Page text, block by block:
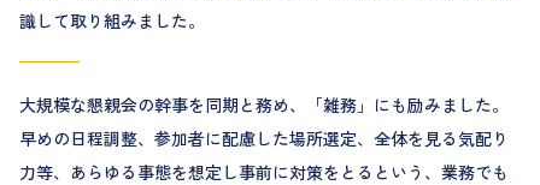
識して取り組みました。
大規模な懇親会の幹事を同期と務め、「雑務」にも励みました。
早めの日程調整、参加者に配慮した場所選定、全体を見る気配り
力等、あらゆる事態を想定し事前に対策をとるという、業務でも